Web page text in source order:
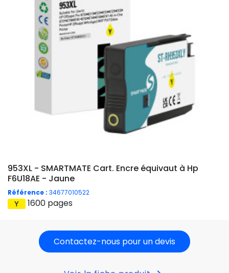
953XL - SMARTMATE Cart. Encre équivaut à Hp
F6U18AE - Jaune
Référence : 34677010522
1600 pages
Contactez-nous pour un devis